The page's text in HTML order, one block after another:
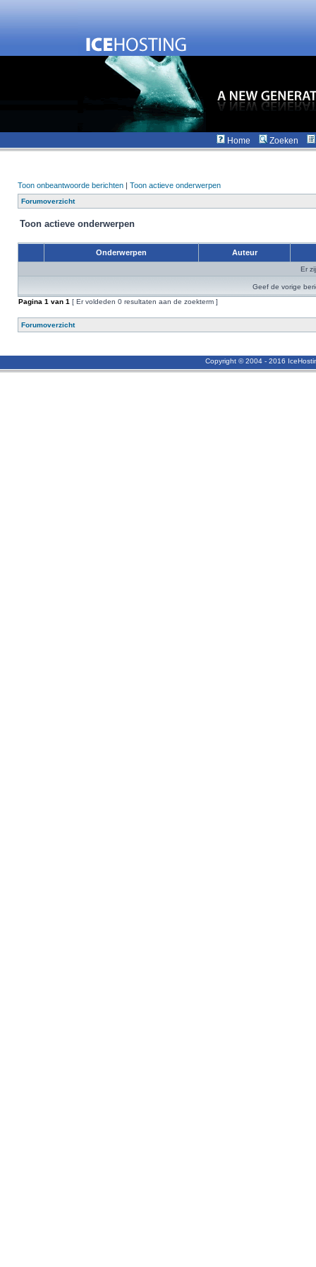
Home Zoeken
Toon onbeantwoorde berichten | Toon actieve onderwerpen
Forumoverzicht
Toon actieve onderwerpen
Onderwerpen Auteur
Er
Geef de vorige
Pagina 1 van 1 [ Er voldeden 0 resultaten aan de zoekterm ]
Forumoverzicht
Copyright © 2004 - 2016